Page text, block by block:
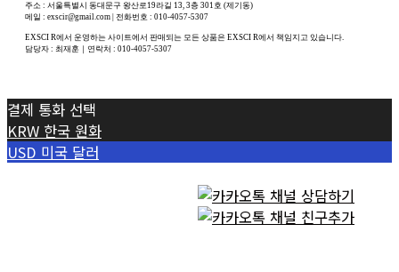
주소 : 서울특별시 동대문구 왕산로19라길 13, 3층 301호 (제기동)
메일 : exscir@gmail.com | 전화번호 : 010-4057-5307
EXSCI R에서 운영하는 사이트에서 판매되는 모든 상품은 EXSCI R에서 책임지고 있습니다.
담당자 : 최재훈｜연락처 : 010-4057-5307
결제 통화 선택
KRW 한국 원화
USD 미국 달러